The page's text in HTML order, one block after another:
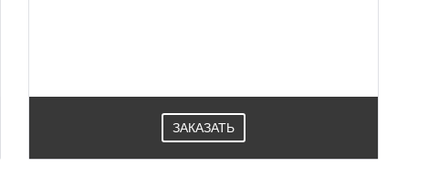
ЗАКАЗАТЬ